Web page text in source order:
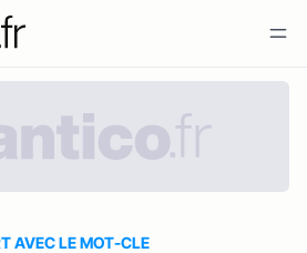
AVEC LE MOT-CLE